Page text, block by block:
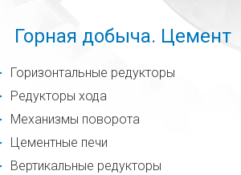
Горная добыча. Цемент
Горизонтальные редукторы
Редукторы хода
Механизмы поворота
Цементные печи
Вертикальные редукторы